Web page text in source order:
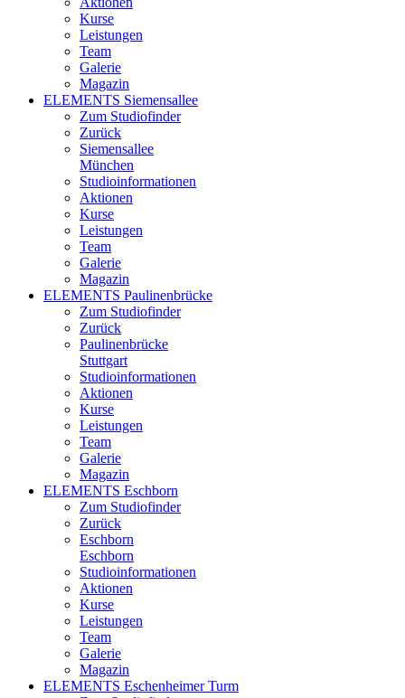
Kurse
Leistungen
Team
Galerie
Magazin
ELEMENTS Siemensallee
Zum Studiofinder
Zurück
Siemens­allee
München
Studioinformationen
Aktionen
Kurse
Leistungen
Team
Galerie
Magazin
ELEMENTS Paulinenbrücke
Zum Studiofinder
Zurück
Paulinen­brücke
Stuttgart
Studioinformationen
Aktionen
Kurse
Leistungen
Team
Galerie
Magazin
ELEMENTS Eschborn
Zum Studiofinder
Zurück
Esch­born
Eschborn
Studioinformationen
Aktionen
Kurse
Leistungen
Team
Galerie
Magazin
ELEMENTS Eschenheimer Turm